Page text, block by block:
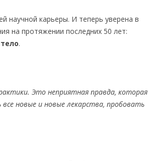
научной карьеры. И теперь уверена в
на протяжении последних 50 лет:
.
Это неприятная правда, которая
новые и новые лекарства, пробовать